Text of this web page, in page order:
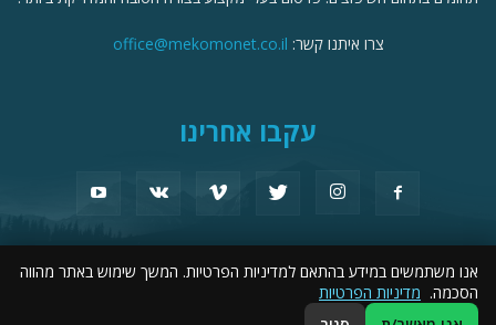
צרו איתנו קשר: office@mekomonet.co.il
עקבו אחרינו
מחפשים כותבים פרסמו אצלנו תמיכה פרסום עסקים
פורטל שיפוצים
אנו משתמשים במידע בהתאם למדיניות הפרטיות. המשך שימוש באתר מהווה
הסכמה. מדיניות הפרטיות